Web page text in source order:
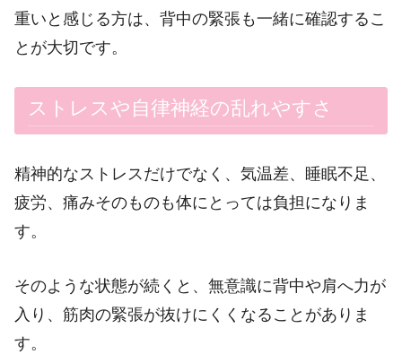
重いと感じる方は、背中の緊張も一緒に確認するこ
とが大切です。
ストレスや自律神経の乱れやすさ
精神的なストレスだけでなく、気温差、睡眠不足、
疲労、痛みそのものも体にとっては負担になりま
す。
そのような状態が続くと、無意識に背中や肩へ力が
入り、筋肉の緊張が抜けにくくなることがありま
す。